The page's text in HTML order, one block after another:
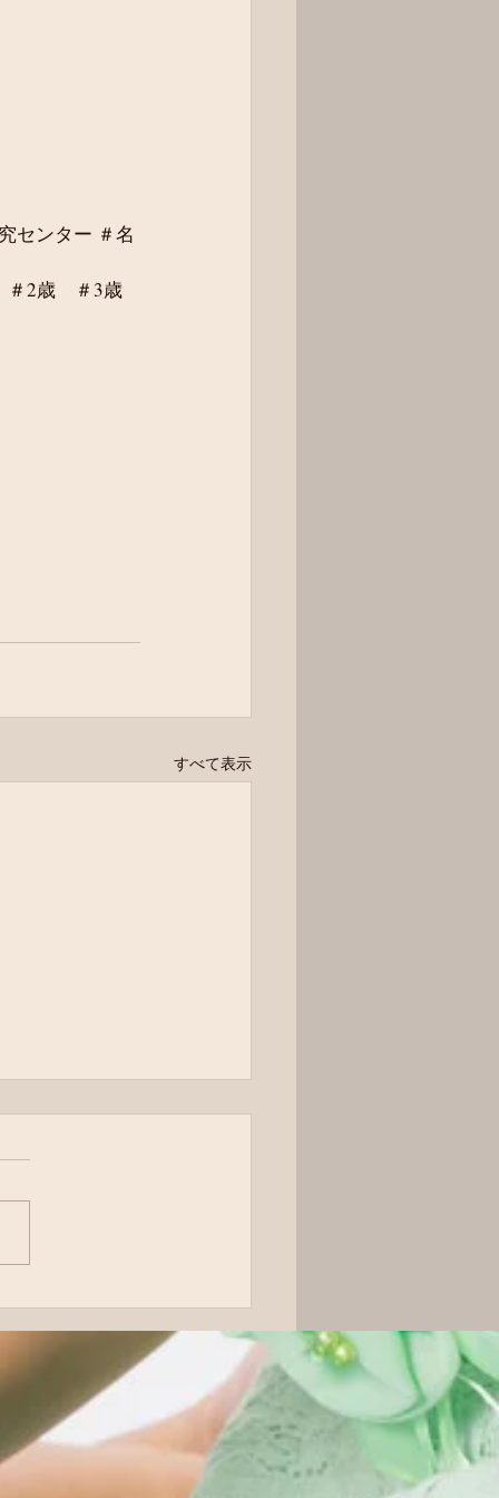
センター ＃名
＃2歳　＃3歳
すべて表示
マッサージと6月のレ